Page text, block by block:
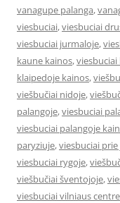
vanagupe palanga,
viesbuciai,viesbuciai
viesbuciai jurmaloje,
kaune kainos,viesbuciai
klaipedoje kainos,
viešbučiai nidoje,
palangoje,viesbuciai
viesbuciai palangoje
paryziuje,viesbuciai
viesbuciai rygoje,
viešbučiai šventojoje,
viesbuciai vilniaus centre